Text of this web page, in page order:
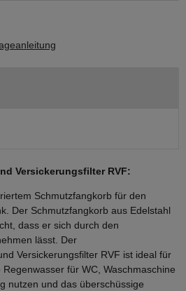
Versickerungsfilter RVF:
Schmutzfangkorb für den
Der Schmutzfangkorb aus Edelstahl
dass er sich durch den
lässt. Der
Versickerungsfilter RVF ist ideal für
für WC, Waschmaschine
nutzen und das überschüssige